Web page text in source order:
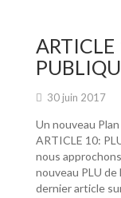
o
o
k
ARTICLE
30 juin 2017
Un nouveau
ARTICLE 10:
nous
nouveau PLU de
dernier article